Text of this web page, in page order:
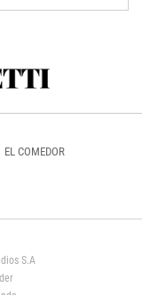
EL COMEDOR
S.A